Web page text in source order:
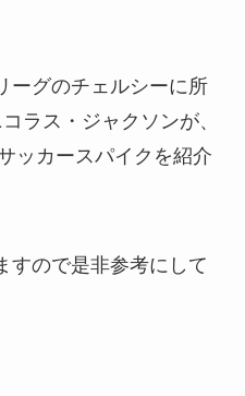
ーグのチェルシーに所
ラス・ジャクソンが、
ッカースパイクを紹介
すので是非参考にして